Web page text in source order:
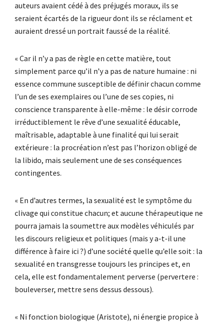
auteurs avaient cédé à des préjugés moraux, ils se
seraient écartés de la rigueur dont ils se réclament et
auraient dressé un portrait faussé de la réalité.
« Car il n’y a pas de règle en cette matière, tout
simplement parce qu’il n’y a pas de nature humaine : ni
essence commune susceptible de définir chacun comme
l’un de ses exemplaires ou l’une de ses copies, ni
conscience transparente à elle-même : le désir corrode
irréductiblement le rêve d’une sexualité éducable,
maîtrisable, adaptable à une finalité qui lui serait
extérieure : la procréation n’est pas l’horizon obligé de
la libido, mais seulement une de ses conséquences
contingentes.
« En d’autres termes, la sexualité est le symptôme du
clivage qui constitue chacun; et aucune thérapeutique ne
pourra jamais la soumettre aux modèles véhiculés par
les discours religieux et politiques (mais y a-t-il une
différence à faire ici ?) d’une société quelle qu’elle soit : la
sexualité en transgresse toujours les principes et, en
cela, elle est fondamentalement perverse (pervertere :
bouleverser, mettre sens dessus dessous).
« Ni fonction biologique (Aristote), ni énergie propice à